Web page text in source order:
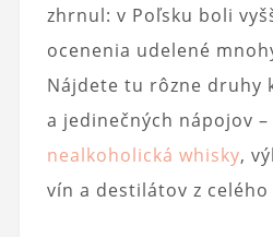
zhrnul: v Poľsku boli
ocenenia udelené
Nájdete tu rôzne druhy
a jedinečných nápojov
nealkoholická whisky,
vín a destilátov z celého